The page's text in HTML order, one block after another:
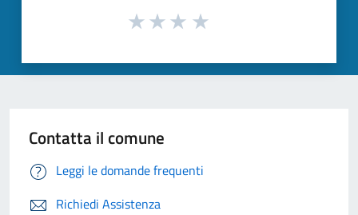
Contatta il comune
Leggi le domande frequenti
Richiedi Assistenza